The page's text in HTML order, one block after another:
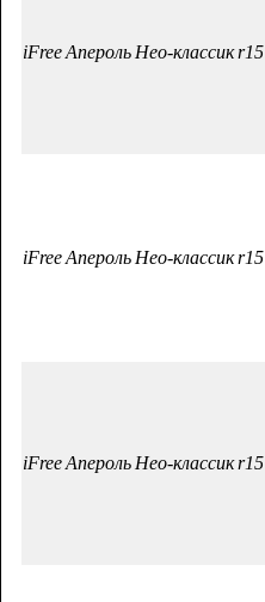
iFree Апероль Нео-классик r15
iFree Апероль Нео-классик r15
iFree Апероль Нео-классик r15